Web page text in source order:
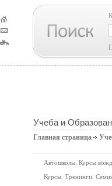
Учеба и
Главная страница
Автошколы. Курсы
Курсы. Тренинги.